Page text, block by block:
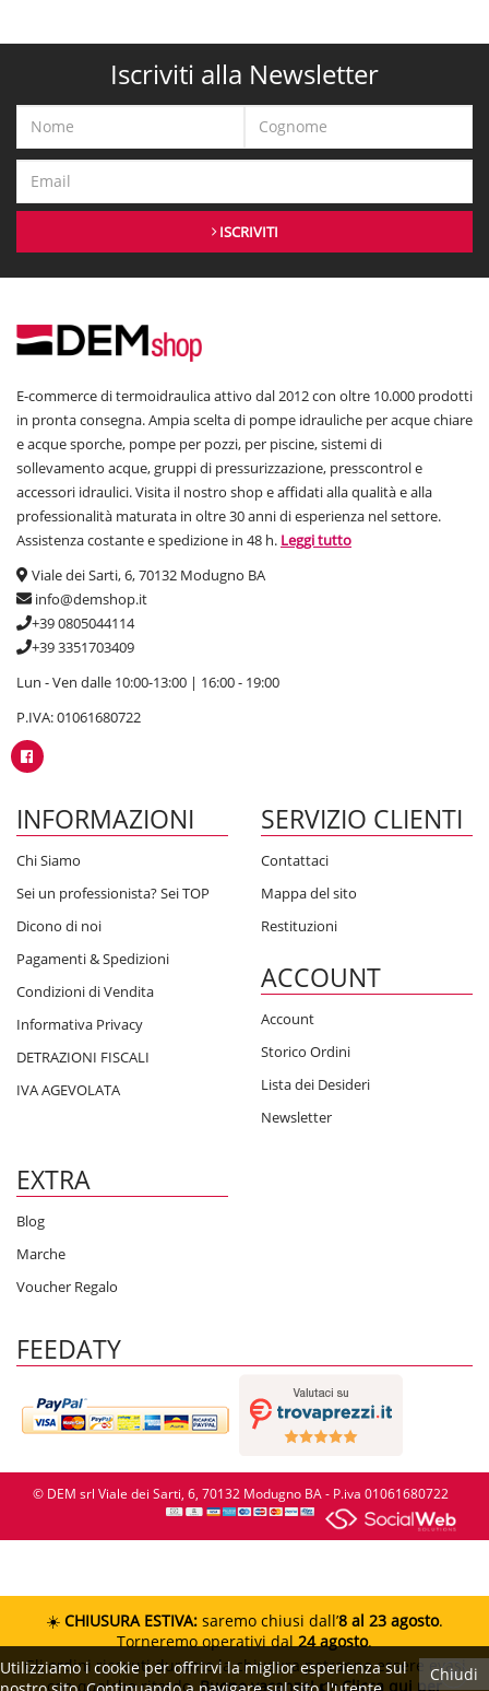
Iscriviti alla Newsletter
ISCRIVITI
E-commerce di termoidraulica attivo dal 2012 con oltre 10.000 prodotti
in pronta consegna. Ampia scelta di pompe idrauliche per acque chiare
e acque sporche, pompe per pozzi, per piscine, sistemi di
sollevamento acque, gruppi di pressurizzazione, presscontrol e
accessori idraulici. Visita il nostro shop e affidati alla qualità e alla
professionalità maturata in oltre 30 anni di esperienza nel settore.
Assistenza costante e spedizione in 48 h. Leggi tutto
Viale dei Sarti, 6, 70132 Modugno BA
info@demshop.it
+39 0805044114
+39 3351703409
Lun - Ven dalle 10:00-13:00 | 16:00 - 19:00
P.IVA: 01061680722
INFORMAZIONI
Chi Siamo
Sei un professionista? Sei TOP
Dicono di noi
Pagamenti & Spedizioni
Condizioni di Vendita
Informativa Privacy
DETRAZIONI FISCALI
IVA AGEVOLATA
SERVIZIO CLIENTI
Contattaci
Mappa del sito
Restituzioni
ACCOUNT
Account
Storico Ordini
Lista dei Desideri
Newsletter
EXTRA
Blog
Marche
Voucher Regalo
FEEDATY
© DEM srl Viale dei Sarti, 6, 70132 Modugno BA - P.iva 01061680722
Chiudi
Utilizziamo i cookie per offrirvi la miglior esperienza sul
☀️ CHIUSURA ESTIVA: saremo chiusi dall’8 al 23 agosto.
Torneremo operativi dal24 agosto.
Gli ordini ricevuti durante la chiusura potranno essere evasi
con qualche ritardo. Buone vacanze!👉 Clicca qui per